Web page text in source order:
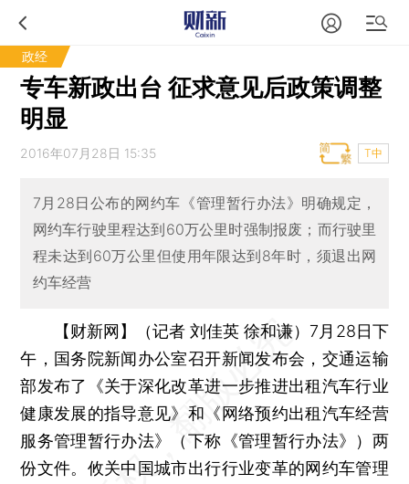
政经
专车新政出台 征求意见后政策调整
明显
2016年07月28日 15:35 T中
7月28日公布的网约车《管理暂行办法》明确规定，
网约车行驶里程达到60万公里时强制报废；而行驶里
程未达到60万公里但使用年限达到8年时，须退出网
约车经营
【财新网】（记者 刘佳英 徐和谦） 7月28日下
午，国务院新闻办公室召开新闻发布会，交通运输
部发布了《关于深化改革进一步推进出租汽车行业
健康发展的指导意见》和《网络预约出租汽车经营
服务管理暂行办法》（下称《管理暂行办法》）两
份文件。攸关中国城市出行行业变革的网约车管理